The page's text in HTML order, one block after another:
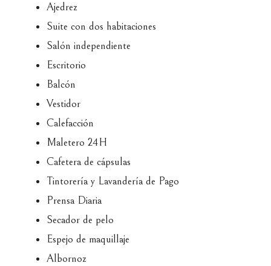
Ajedrez
Suite con dos habitaciones
Salón independiente
Escritorio
Balcón
Vestidor
Calefacción
Maletero 24H
Cafetera de cápsulas
Tintorería y Lavandería de Pago
Prensa Diaria
Secador de pelo
Espejo de maquillaje
Albornoz